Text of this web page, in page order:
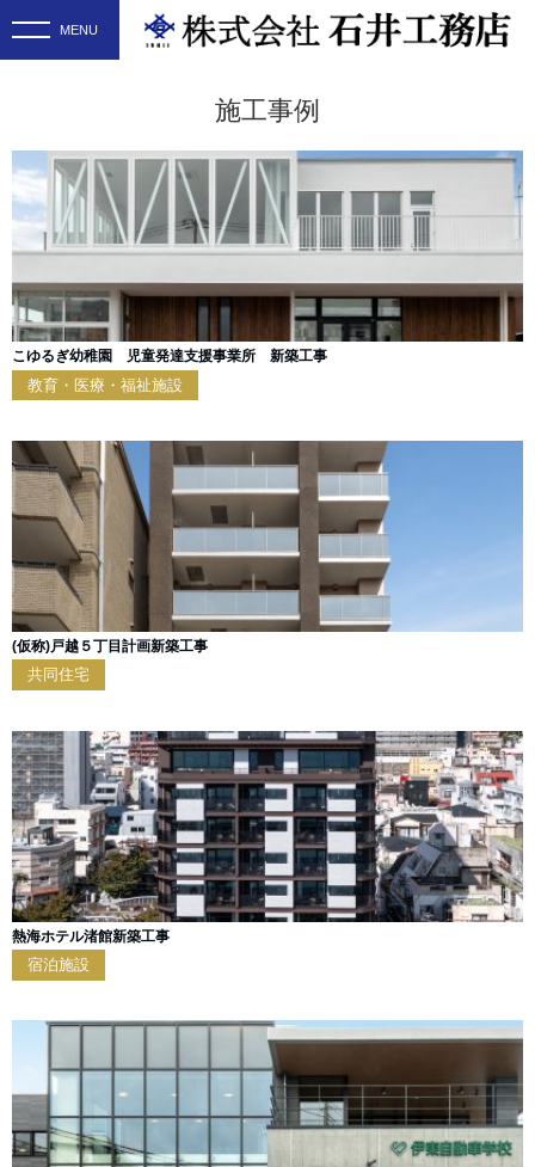
施工事例
こゆるぎ幼稚園 児童発達支援事業所 新築工事
教育・医療・福祉施設
(仮称)戸越５丁目計画新築工事
共同住宅
熱海ホテル渚館新築工事
宿泊施設